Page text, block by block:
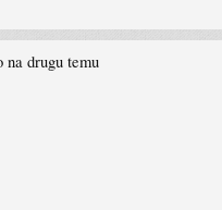
na drugu temu